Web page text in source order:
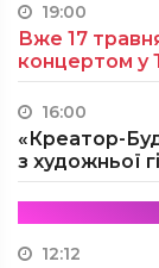
19:00
Вже 17
концертом у
16:00
«Креатор-
з художньої
12:12